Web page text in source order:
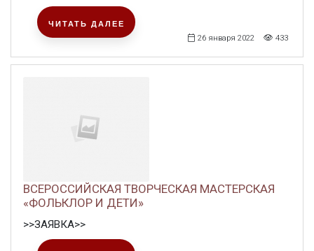
26 января 2022 433
ЧИТАТЬ ДАЛЕЕ
ВСЕРОССИЙСКАЯ ТВОРЧЕСКАЯ МАСТЕРСКАЯ
«ФОЛЬКЛОР И ДЕТИ»
>>ЗАЯВКА>>